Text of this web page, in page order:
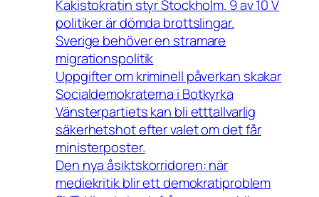
Kakistokratin styr Stockholm. 9 av 10 V
politiker är dömda brottslingar.
Sverige behöver en stramare
migrationspolitik
Uppgifter om kriminell påverkan skakar
Socialdemokraterna i Botkyrka
Vänsterpartiets kan bli etttallvarlig
säkerhetshot efter valet om det får
ministerposter.
Den nya åsiktskorridoren: när
mediekritik blir ett demokratiproblem